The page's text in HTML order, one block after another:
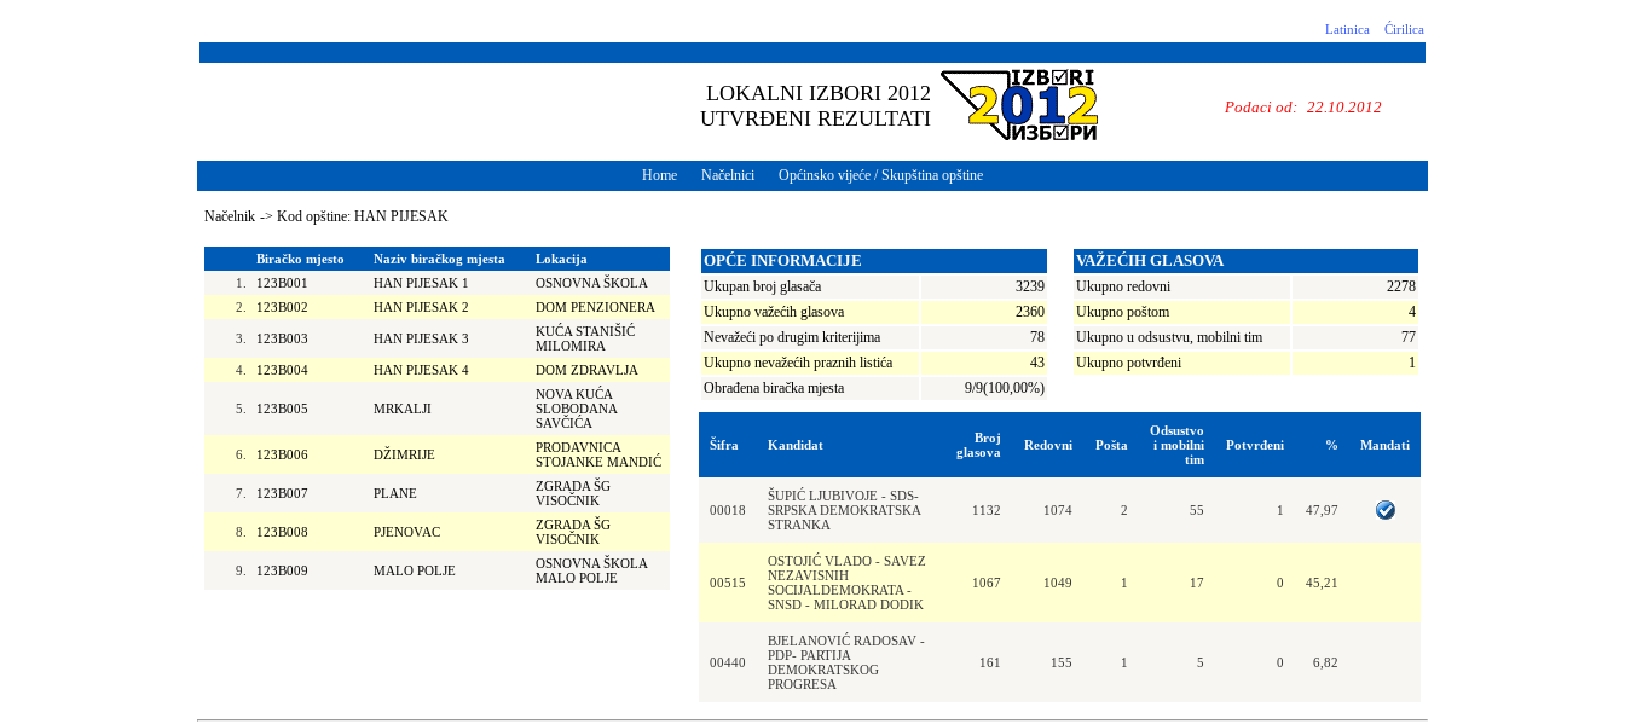
Latinica Ćirilica
LOKALNI IZBORI 2012
UTVRĐENI REZULTATI
Podaci od: 22.10.2012
Home Načelnici Općinsko vijeće / Skupština opštine
Načelnik -> Kod opštine: HAN PIJESAK
Biračko mjesto Naziv biračkog mjesta
Lokacija
1.
123B001 HAN PIJESAK 1
OSNOVNA ŠKOLA
2.
123B002 HAN PIJESAK 2 DOM PENZIONERA
3. 123B003 HAN PIJESAK 3
KUĆA STANIŠIĆ
MILOMIRA
4.
123B004 HAN PIJESAK 4 DOM ZDRAVLJA
5. 123B005 MRKALJI
NOVA KUĆA
SLOBODANA
SAVČIĆA
6. 123B006 DŽIMRIJE
PRODAVNICA
STOJANKE MANDIĆ
7. 123B007 PLANE
ZGRADA ŠG
VISOČNIK
8. 123B008 PJENOVAC
ZGRADA ŠG
VISOČNIK
9. 123B009 MALO POLJE
OSNOVNA ŠKOLA
MALO POLJE
OPĆE INFORMACIJE
Ukupan broj glasača
3239
Ukupno važećih glasova
2360
Nevažeći po drugim kriterijima
78
Ukupno nevažećih praznih listića
43
Obrađena biračka mjesta
9/9(100,00%)
VAŽEĆIH GLASOVA
Ukupno redovni
2278
Ukupno poštom
4
Ukupno u odsustvu, mobilni tim
77
Ukupno potvrđeni
1
Šifra Kandidat
Broj
glasova
Redovni Pošta
Odsustvo
i mobilni
tim
Potvrđeni % Mandati
00018
ŠUPIĆ LJUBIVOJE - SDS-
SRPSKA DEMOKRATSKA
STRANKA
1132 1074 2 55 1 47,97
00515
OSTOJIĆ VLADO - SAVEZ
NEZAVISNIH
SOCIJALDEMOKRATA -
SNSD - MILORAD DODIK
1067 1049 1 17 0 45,21
00440
BJELANOVIĆ RADOSAV -
PDP- PARTIJA
DEMOKRATSKOG
PROGRESA
161 155 1 5 0 6,82